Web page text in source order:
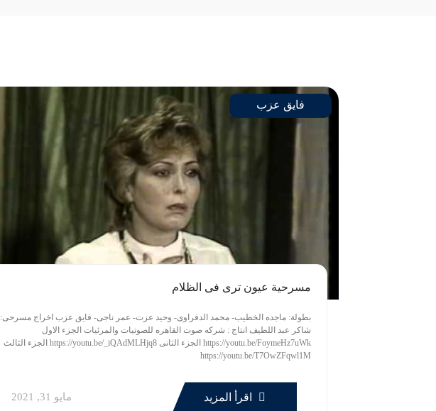
فايق عزب
مسرحية عيون ترى فى الظلام
بطولة: ماجده الخطيب- محمد الدفراوى- وحيد عزت- عمر ناجى- فايق عزب اخراج مسرحى:
شاكر عبد اللطيف انتاج : شركه صوت القاهره للصوتيات والمرئيات الجزء الاول
https://youtu.be/FoymeHz7uWk الجزء الثانى https://youtu.be/_iQAdMLHjq8 الجزء الثالث
https://youtu.be/T7OwZFqwl1M
اقرأ المزيد مايو 31, 2021